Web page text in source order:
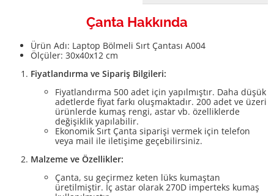
Çanta Hakkında
Ürün Adı: Laptop Bölmeli Sırt Çantası A004
Ölçüler: 30x40x12 cm
Fiyatlandırma ve Sipariş Bilgileri:
Fiyatlandırma 500 adet için yapılmıştır. Daha düşük
adetlerde fiyat farkı oluşmaktadır. 200 adet ve üzeri
ürünlerde kumaş rengi, astar vb. özelliklerde
değişiklik yapılabilir.
Ekonomik Sırt Çanta siparişi vermek için telefon
veya mail ile iletişime geçebilirsiniz.
Malzeme ve Özellikler:
Çanta, su geçirmez keten lüks kumaştan
üretilmiştir. İç astar olarak 270D imperteks kumaş